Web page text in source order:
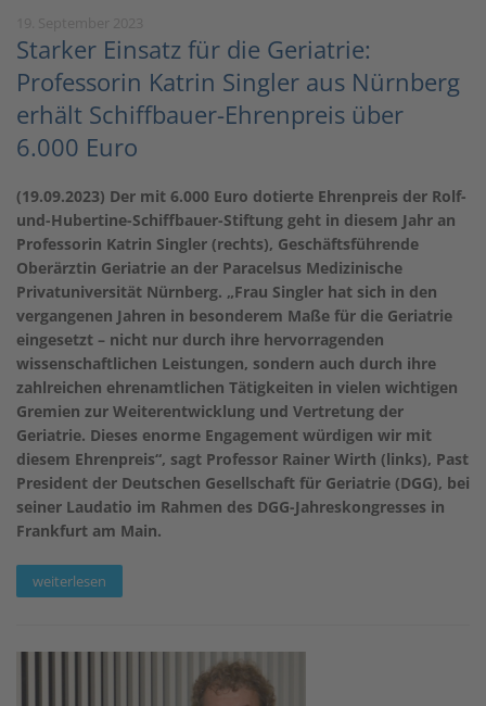
Starker Einsatz für die Geriatrie:
Professorin Katrin Singler aus Nürnberg
erhält Schiffbauer-Ehrenpreis über
6.000 Euro
(19.09.2023) Der mit 6.000 Euro dotierte Ehrenpreis der Rolf-
und-Hubertine-Schiffbauer-Stiftung geht in diesem Jahr an
Professorin Katrin Singler (rechts), Geschäftsführende
Oberärztin Geriatrie an der Paracelsus Medizinische
Privatuniversität Nürnberg. „Frau Singler hat sich in den
vergangenen Jahren in besonderem Maße für die Geriatrie
eingesetzt – nicht nur durch ihre hervorragenden
wissenschaftlichen Leistungen, sondern auch durch ihre
zahlreichen ehrenamtlichen Tätigkeiten in vielen wichtigen
Gremien zur Weiterentwicklung und Vertretung der
Geriatrie. Dieses enorme Engagement würdigen wir mit
diesem Ehrenpreis“, sagt Professor Rainer Wirth (links), Past
President der Deutschen Gesellschaft für Geriatrie (DGG), bei
seiner Laudatio im Rahmen des DGG-Jahreskongresses in
Frankfurt am Main.
weiterlesen